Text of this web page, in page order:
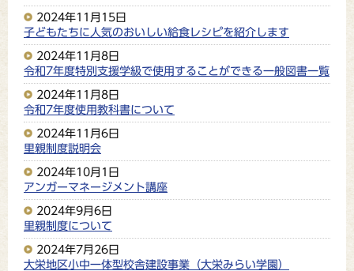
2024年11月15日
子どもたちに人気のおいしい給食レシピを紹介します
2024年11月8日
令和7年度特別支援学級で使用することができる一般図書一覧
2024年11月8日
令和7年度使用教科書について
2024年11月6日
里親制度説明会
2024年10月1日
アンガーマネージメント講座
2024年9月6日
里親制度について
2024年7月26日
大栄地区小中一体型校舎建設事業（大栄みらい学園）